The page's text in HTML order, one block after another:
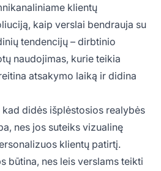
klientų
kaip verslai bendrauja su
tendencijų – dirbtinio
naudojimas, kurie teikia
atsakymo laiką ir didina
didės išplėstosios realybės
nes jos suteiks vizualinę
klientų patirtį.
būtina, nes leis verslams teikti